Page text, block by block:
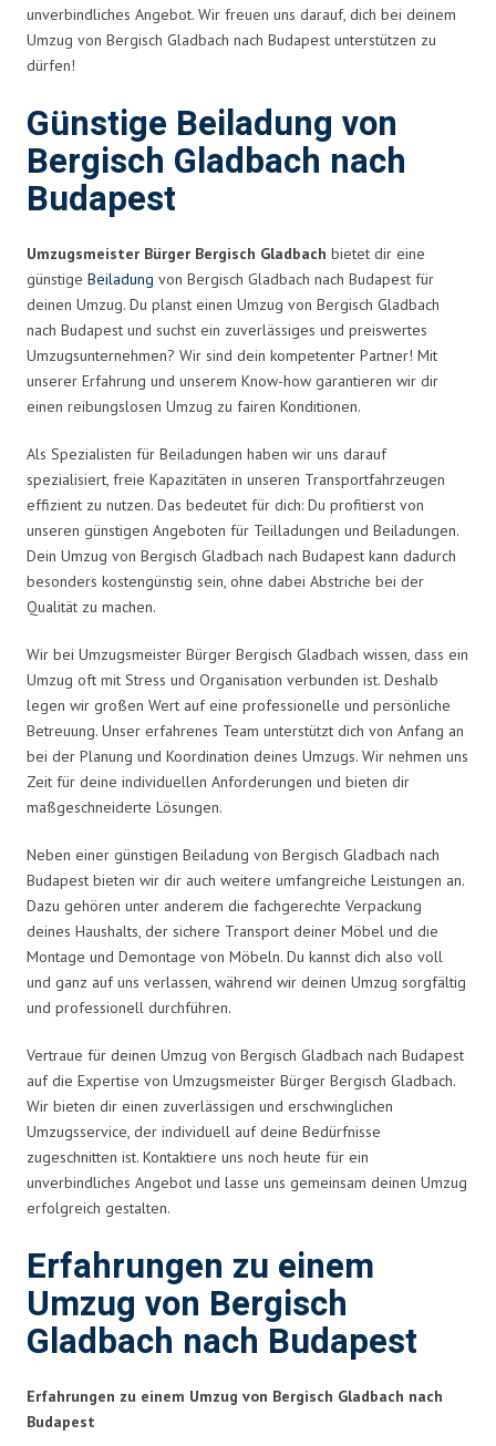
unverbindliches Angebot. Wir freuen uns darauf, dich bei deinem
Umzug von Bergisch Gladbach nach Budapest unterstützen zu
dürfen!
Günstige Beiladung von
Bergisch Gladbach nach
Budapest
Umzugsmeister Bürger Bergisch Gladbach bietet dir eine
günstige Beiladung von Bergisch Gladbach nach Budapest für
deinen Umzug. Du planst einen Umzug von Bergisch Gladbach
nach Budapest und suchst ein zuverlässiges und preiswertes
Umzugsunternehmen? Wir sind dein kompetenter Partner! Mit
unserer Erfahrung und unserem Know-how garantieren wir dir
einen reibungslosen Umzug zu fairen Konditionen.
Als Spezialisten für Beiladungen haben wir uns darauf
spezialisiert, freie Kapazitäten in unseren Transportfahrzeugen
effizient zu nutzen. Das bedeutet für dich: Du profitierst von
unseren günstigen Angeboten für Teilladungen und Beiladungen.
Dein Umzug von Bergisch Gladbach nach Budapest kann dadurch
besonders kostengünstig sein, ohne dabei Abstriche bei der
Qualität zu machen.
Wir bei Umzugsmeister Bürger Bergisch Gladbach wissen, dass ein
Umzug oft mit Stress und Organisation verbunden ist. Deshalb
legen wir großen Wert auf eine professionelle und persönliche
Betreuung. Unser erfahrenes Team unterstützt dich von Anfang an
bei der Planung und Koordination deines Umzugs. Wir nehmen uns
Zeit für deine individuellen Anforderungen und bieten dir
maßgeschneiderte Lösungen.
Neben einer günstigen Beiladung von Bergisch Gladbach nach
Budapest bieten wir dir auch weitere umfangreiche Leistungen an.
Dazu gehören unter anderem die fachgerechte Verpackung
deines Haushalts, der sichere Transport deiner Möbel und die
Montage und Demontage von Möbeln. Du kannst dich also voll
und ganz auf uns verlassen, während wir deinen Umzug sorgfältig
und professionell durchführen.
Vertraue für deinen Umzug von Bergisch Gladbach nach Budapest
auf die Expertise von Umzugsmeister Bürger Bergisch Gladbach.
Wir bieten dir einen zuverlässigen und erschwinglichen
Umzugsservice, der individuell auf deine Bedürfnisse
zugeschnitten ist. Kontaktiere uns noch heute für ein
unverbindliches Angebot und lasse uns gemeinsam deinen Umzug
erfolgreich gestalten.
Erfahrungen zu einem
Umzug von Bergisch
Gladbach nach Budapest
Erfahrungen zu einem Umzug von Bergisch Gladbach nach
Budapest